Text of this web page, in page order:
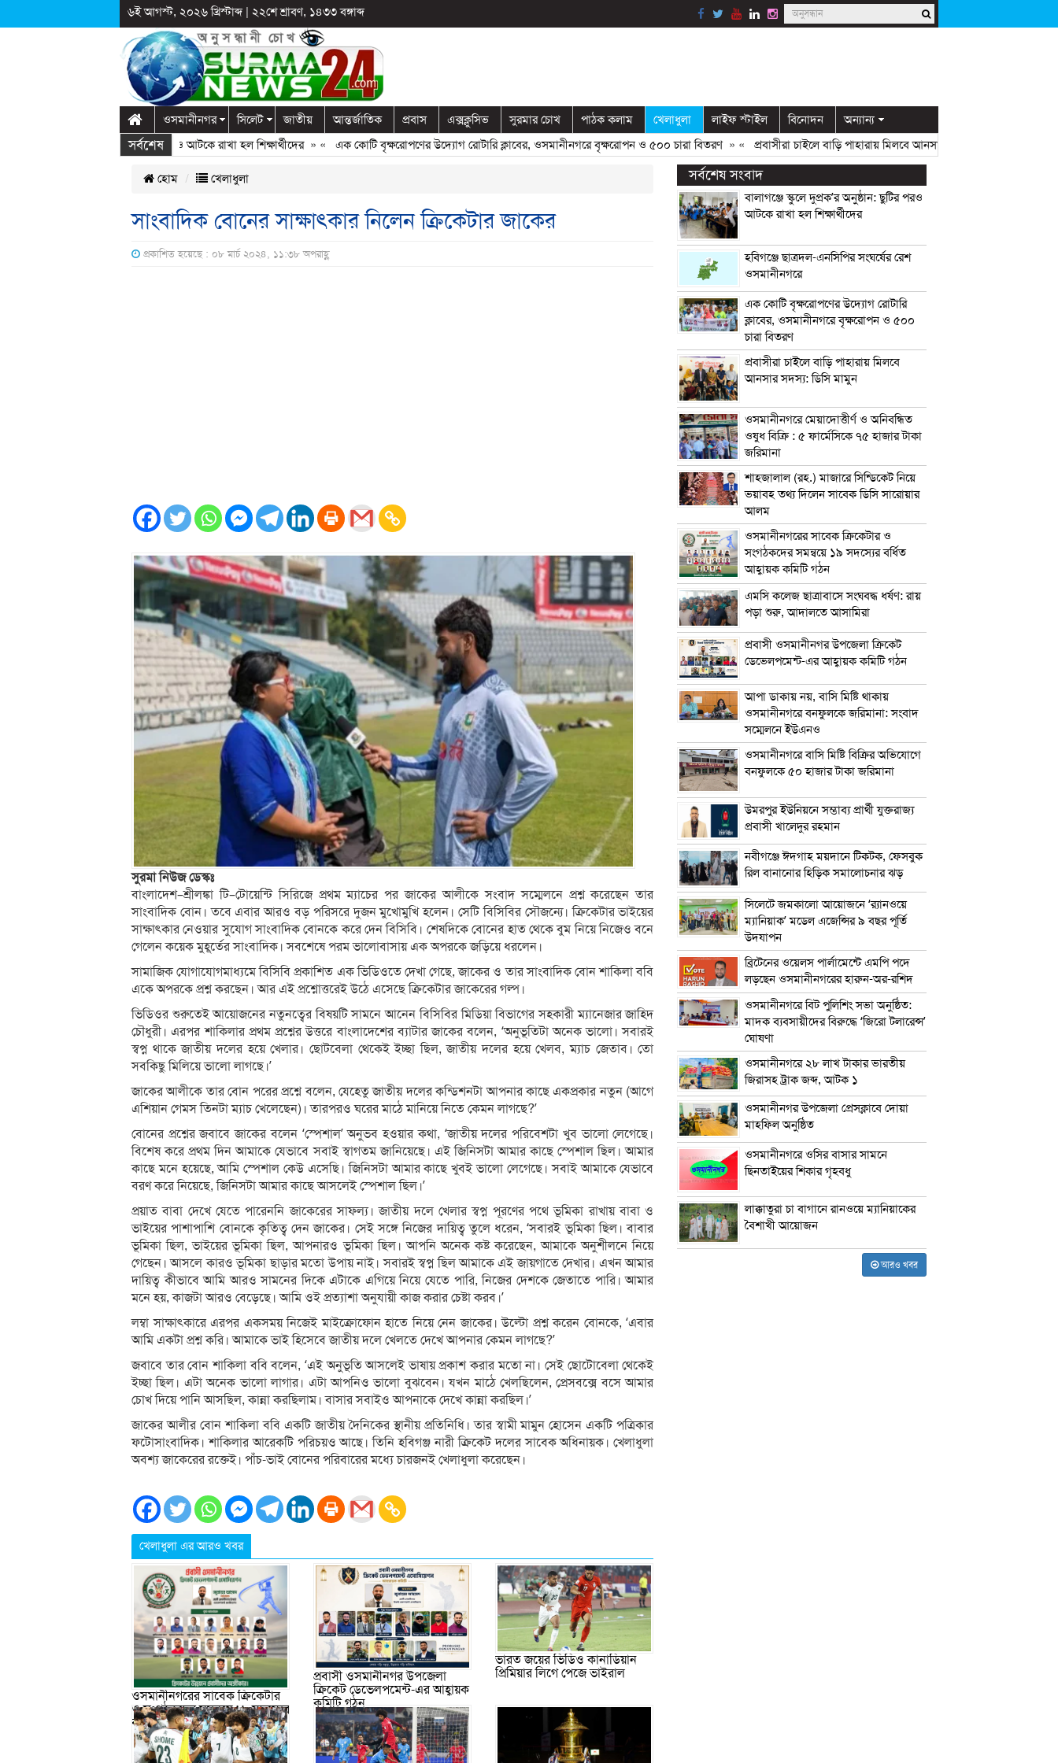
৬ই আগস্ট, ২০২৬ খ্রিস্টাব্দ| ২২শে শ্রাবণ, ১৪৩৩ বঙ্গাব্দ
ওসমানীনগর সিলেট জাতীয় আন্তর্জাতিক প্রবাস এক্সক্লুসিভ সুরমার চোখ পাঠক কলাম খেলাধুলা লাইফ স্টাইল বিনোদন অন্যান্য
সর্বশেষ
স্কুলে দুপ্রক’র অনুষ্ঠান: ছুটির পরও আটকে রাখা হল শিক্ষার্থীদের» « এক কোটি বৃক্ষরোপণের উদ্যোগ রোটারি ক্লাবের, ওসমানীনগরে বৃক্ষরোপন ও ৫০০ চারা বিতরণ» « প্রবাসীরা চাইলে বাড়ি পাহারায় মিলবে আনসার সদস্য: ডিসি মামুন
হোম খেলাধুলা
সাংবাদিক বোনের সাক্ষাৎকার নিলেন ক্রিকেটার জাকের
প্রকাশিত হয়েছে : ০৮ মার্চ ২০২৪, ১১:৩৮ অপরাহ্ণ
সুরমা নিউজ ডেস্কঃ
বাংলাদেশ–শ্রীলঙ্কা টি–টোয়েন্টি সিরিজে প্রথম ম্যাচের পর জাকের আলীকে সংবাদ সম্মেলনে প্রশ্ন করেছেন তার
সাংবাদিক বোন। তবে এবার আরও বড় পরিসরে দুজন মুখোমুখি হলেন। সেটি বিসিবির সৌজন্যে। ক্রিকেটার ভাইয়ের
সাক্ষাৎকার নেওয়ার সুযোগ সাংবাদিক বোনকে করে দেন বিসিবি। শেষদিকে বোনের হাত থেকে বুম নিয়ে নিজেও বনে
গেলেন কয়েক মুহূর্তের সাংবাদিক। সবশেষে পরম ভালোবাসায় এক অপরকে জড়িয়ে ধরলেন।
সামাজিক যোগাযোগমাধ্যমে বিসিবি প্রকাশিত এক ভিডিওতে দেখা গেছে, জাকের ও তার সাংবাদিক বোন শাকিলা ববি
একে অপরকে প্রশ্ন করছেন। আর এই প্রশ্নোত্তরেই উঠে এসেছে ক্রিকেটার জাকেরের গল্প।
ভিডিওর শুরুতেই আয়োজনের নতুনত্বের বিষয়টি সামনে আনেন বিসিবির মিডিয়া বিভাগের সহকারী ম্যানেজার জাহিদ
চৌধুরী। এরপর শাকিলার প্রথম প্রশ্নের উত্তরে বাংলাদেশের ব্যাটার জাকের বলেন, ‘অনুভূতিটা অনেক ভালো। সবারই
স্বপ্ন থাকে জাতীয় দলের হয়ে খেলার। ছোটবেলা থেকেই ইচ্ছা ছিল, জাতীয় দলের হয়ে খেলব, ম্যাচ জেতাব। তো
সবকিছু মিলিয়ে ভালো লাগছে।’
জাকের আলীকে তার বোন পরের প্রশ্নে বলেন, যেহেতু জাতীয় দলের কন্ডিশনটা আপনার কাছে একপ্রকার নতুন (আগে
এশিয়ান গেমস তিনটা ম্যাচ খেলেছেন)। তারপরও ঘরের মাঠে মানিয়ে নিতে কেমন লাগছে?’
বোনের প্রশ্নের জবাবে জাকের বলেন ‘স্পেশাল’ অনুভব হওয়ার কথা, ‘জাতীয় দলের পরিবেশটা খুব ভালো লেগেছে।
বিশেষ করে প্রথম দিন আমাকে যেভাবে সবাই স্বাগতম জানিয়েছে। এই জিনিসটা আমার কাছে স্পেশাল ছিল। আমার
কাছে মনে হয়েছে, আমি স্পেশাল কেউ এসেছি। জিনিসটা আমার কাছে খুবই ভালো লেগেছে। সবাই আমাকে যেভাবে
বরণ করে নিয়েছে, জিনিসটা আমার কাছে আসলেই স্পেশাল ছিল।’
প্রয়াত বাবা দেখে যেতে পারেননি জাকেরের সাফল্য। জাতীয় দলে খেলার স্বপ্ন পূরণের পথে ভূমিকা রাখায় বাবা ও
ভাইয়ের পাশাপাশি বোনকে কৃতিত্ব দেন জাকের। সেই সঙ্গে নিজের দায়িত্ব তুলে ধরেন, ‘সবারই ভূমিকা ছিল। বাবার
ভূমিকা ছিল, ভাইয়ের ভূমিকা ছিল, আপনারও ভূমিকা ছিল। আপনি অনেক কষ্ট করেছেন, আমাকে অনুশীলনে নিয়ে
গেছেন। আসলে কারও ভূমিকা ছাড়ার মতো উপায় নাই। সবারই স্বপ্ন ছিল আমাকে এই জায়গাতে দেখার। এখন আমার
দায়িত্ব কীভাবে আমি আরও সামনের দিকে এটাকে এগিয়ে নিয়ে যেতে পারি, নিজের দেশকে জেতাতে পারি। আমার
মনে হয়, কাজটা আরও বেড়েছে। আমি ওই প্রত্যাশা অনুযায়ী কাজ করার চেষ্টা করব।’
লম্বা সাক্ষাৎকারে এরপর একসময় নিজেই মাইক্রোফোন হাতে নিয়ে নেন জাকের। উল্টো প্রশ্ন করেন বোনকে, ‘এবার
আমি একটা প্রশ্ন করি। আমাকে ভাই হিসেবে জাতীয় দলে খেলতে দেখে আপনার কেমন লাগছে?’
জবাবে তার বোন শাকিলা ববি বলেন, ‘এই অনুভূতি আসলেই ভাষায় প্রকাশ করার মতো না। সেই ছোটোবেলা থেকেই
ইচ্ছা ছিল। এটা অনেক ভালো লাগার। এটা আপনিও ভালো বুঝবেন। যখন মাঠে খেলছিলেন, প্রেসবক্সে বসে আমার
চোখ দিয়ে পানি আসছিল, কান্না করছিলাম। বাসার সবাইও আপনাকে দেখে কান্না করছিল।’
জাকের আলীর বোন শাকিলা ববি একটি জাতীয় দৈনিকের স্থানীয় প্রতিনিধি। তার স্বামী মামুন হোসেন একটি পত্রিকার
ফটোসাংবাদিক। শাকিলার আরেকটি পরিচয়ও আছে। তিনি হবিগঞ্জ নারী ক্রিকেট দলের সাবেক অধিনায়ক। খেলাধুলা
অবশ্য জাকেরের রক্তেই। পাঁচ-ভাই বোনের পরিবারের মধ্যে চারজনই খেলাধুলা করেছেন।
খেলাধুলা এর আরও খবর
ওসমানীনগরের সাবেক ক্রিকেটার
ও সংগঠকদের সমন্বয়ে ১৯ সদস্যের
বর্ধিত আহ্বায়ক কমিটি গঠন
প্রবাসী ওসমানীনগর উপজেলা
ক্রিকেট ডেভেলপমেন্ট-এর আহ্বায়ক
কমিটি গঠন
ভারত জয়ের ভিডিও কানাডিয়ান
প্রিমিয়ার লিগে পেজে ভাইরাল
সর্বশেষ সংবাদ
বালাগঞ্জে স্কুলে দুপ্রক’র অনুষ্ঠান: ছুটির পরও
আটকে রাখা হল শিক্ষার্থীদের
হবিগঞ্জে ছাত্রদল-এনসিপির সংঘর্ষের রেশ
ওসমানীনগরে
এক কোটি বৃক্ষরোপণের উদ্যোগ রোটারি
ক্লাবের, ওসমানীনগরে বৃক্ষরোপন ও ৫০০
চারা বিতরণ
প্রবাসীরা চাইলে বাড়ি পাহারায় মিলবে
আনসার সদস্য: ডিসি মামুন
ওসমানীনগরে মেয়াদোত্তীর্ণ ও অনিবন্ধিত
ওষুধ বিক্রি : ৫ ফার্মেসিকে ৭৫ হাজার টাকা
জরিমানা
শাহজালাল (রহ.) মাজারে সিন্ডিকেট নিয়ে
ভয়াবহ তথ্য দিলেন সাবেক ডিসি সারোয়ার
আলম
ওসমানীনগরের সাবেক ক্রিকেটার ও
সংগঠকদের সমন্বয়ে ১৯ সদস্যের বর্ধিত
আহ্বায়ক কমিটি গঠন
এম‌সি কলেজ ছাত্রাবাসে সংঘবদ্ধ ধর্ষণ: রায়
পড়া শুরু, আদালতে আসামিরা
প্রবাসী ওসমানীনগর উপজেলা ক্রিকেট
ডেভেলপমেন্ট-এর আহ্বায়ক কমিটি গঠন
আপা ডাকায় নয়, বাসি মিষ্টি থাকায়
ওসমানীনগরে বনফুলকে জরিমানা: সংবাদ
সম্মেলনে ইউএনও
ওসমানীনগরে বাসি মিষ্টি বিক্রির অভিযোগে
বনফুলকে ৫০ হাজার টাকা জরিমানা
উমরপুর ইউনিয়নে সম্ভাব্য প্রার্থী যুক্তরাজ্য
প্রবাসী খালেদুর রহমান
নবীগঞ্জে ঈদগাহ ময়দানে টিকটক, ফেসবুক
রিল বানানোর হিড়িক সমালোচনার ঝড়
সিলেটে জমকালো আয়োজনে ‘র‍্যানওয়ে
ম্যানিয়াক’ মডেল এজেন্সির ৯ বছর পূর্তি
উদযাপন
ব্রিটেনের ওয়েলস পার্লামেন্টে এমপি পদে
লড়ছেন ওসমানীনগরের হারুন-অর-রশিদ
ওসমানীনগরে বিট পুলিশিং সভা অনুষ্ঠিত:
মাদক ব্যবসায়ীদের বিরুদ্ধে ‘জিরো টলারেন্স’
ঘোষণা
ওসমানীনগরে ২৮ লাখ টাকার ভারতীয়
জিরাসহ ট্রাক জব্দ, আটক ১
ওসমানীনগর উপজেলা প্রেসক্লাবে দোয়া
মাহফিল অনুষ্ঠিত
ওসমানীনগরে ওসির বাসার সামনে
ছিনতাইয়ের শিকার গৃহবধু
লাক্কাতুরা চা বাগানে রানওয়ে ম্যানিয়াকের
বৈশাখী আয়োজন
আরও খবর